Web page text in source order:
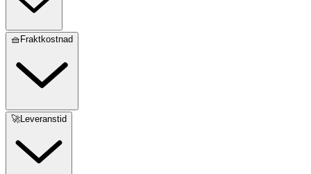
🧺Fraktkostnad
🚀Leveranstid